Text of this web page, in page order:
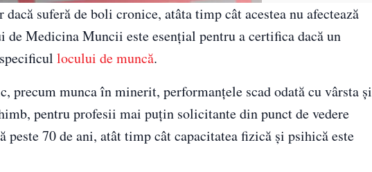
suferă de boli cronice, atâta timp cât acestea nu afectează
Medicina Muncii este esențial pentru a certifica dacă un
locului de muncă.
munca în minerit, performanțele scad odată cu vârsta și
pentru profesii mai puțin solicitante din punct de vedere
70 de ani, atât timp cât capacitatea fizică și psihică este